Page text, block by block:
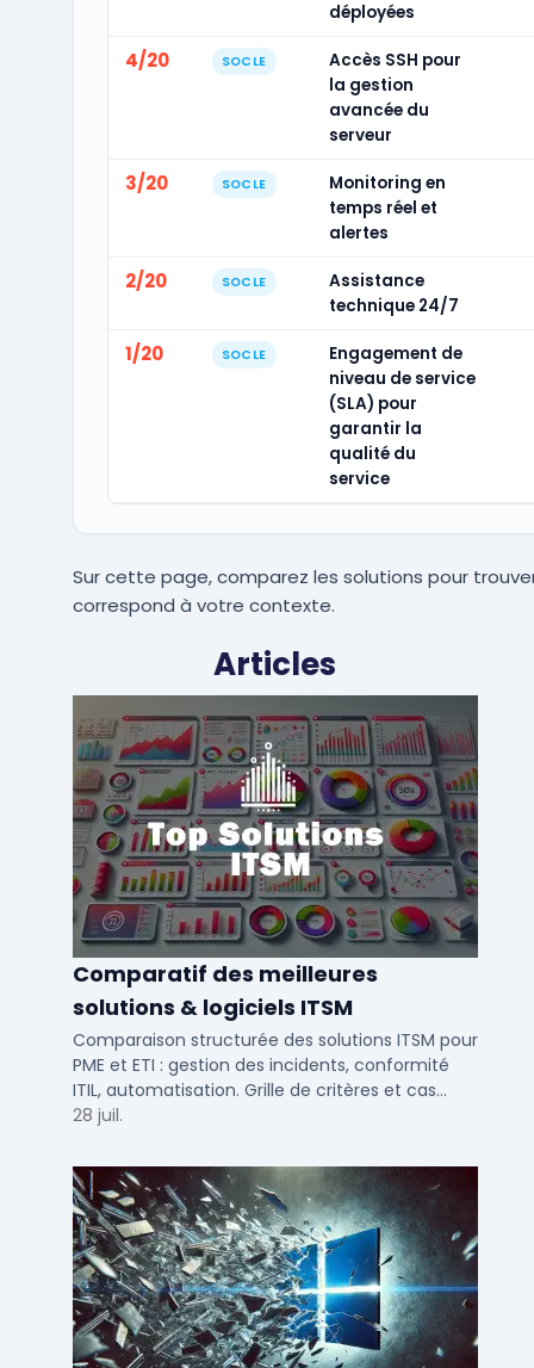
déployées
4/20 SOCLE
Accès SSH pour
la gestion
avancée du
serveur
3/20 SOCLE
Monitoring en
temps réel et
alertes
2/20 SOCLE
Assistance
technique 24/7
1/20 SOCLE
Engagement de
niveau de service
(SLA) pour
garantir la
qualité du
service
Sur cette page, comparez les solutions pour
correspond à votre contexte.
Articles
Comparatif des meilleures
solutions & logiciels ITSM
Comparaison structurée des solutions ITSM pour
PME et ETI : gestion des incidents, conformité
ITIL, automatisation. Grille de critères et cas
d'usage par taille d'entreprise.
28 juil.